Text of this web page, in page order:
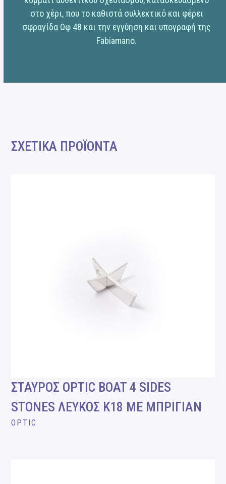
στο χέρι, που το καθιστά συλλεκτικό και φέρει
σφραγίδα Ωφ 48 και την εγγύηση και υπογραφή της
Fabiamano.
ΣΧΕΤΙΚΑ ΠΡΟΪΟΝΤΑ
ΣΤΑΥΡΟΣ OPTIC BOAT 4 SIDES
STONES ΛΕΥΚΟΣ Κ18 ΜΕ ΜΠΡΙΓΙΑΝ
OPTIC